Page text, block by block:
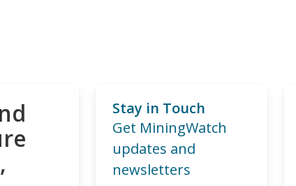
Stay in Touch
Get MiningWatch
updates and
newsletters